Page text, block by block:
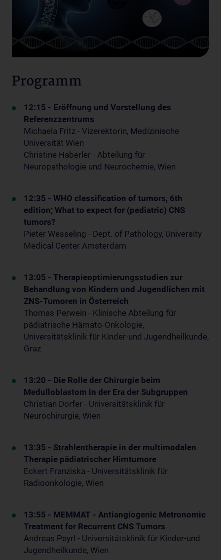
Programm
12:15 - Eröffnung und Vorstellung des
Referenzzentrums
Michaela Fritz - Vizerektorin, Medizinische
Universität Wien
Christine Haberler - Abteilung für
Neuropathologie und Neurochemie, Wien
12:35 - WHO classification of tumors, 6th
edition; What to expect for (pediatric) CNS
tumors?
Pieter Wesseling - Dept. of Pathology, University
Medical Center Amsterdam
13:05 - Therapieoptimierungsstudien zur
Behandlung von Kindern und Jugendlichen mit
ZNS-Tumoren in Österreich
Thomas Perwein - Klinische Abteilung für
pädiatrische Hämato-Onkologie,
Universitätsklinik für Kinder-und Jugendheilkunde,
Graz
13:20 - Die Rolle der Chirurgie beim
Medulloblastom in der Era der Subgruppen
Christian Dorfer - Universitätsklinik für
Neurochirurgie, Wien
13:35 - Strahlentherapie in der multimodalen
Therapie pädiatrischer Hirntumore
Eckert Franziska - Universitätsklinik für
Radioonkologie, Wien
13:55 - MEMMAT - Antiangiogenic Metronomic
Treatment for Recurrent CNS Tumors
Andreas Peyrl - Universitätsklinik für Kinder-und
Jugendheilkunde, Wien